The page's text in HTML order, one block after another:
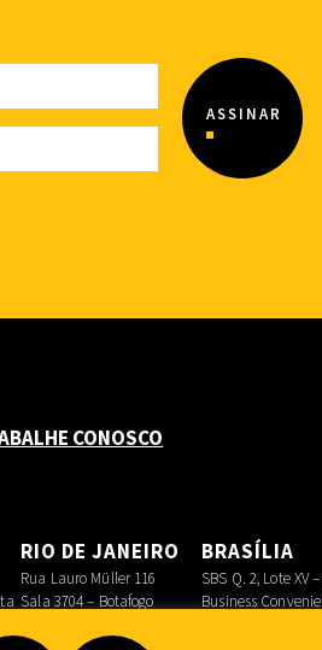
CONOSCO
RIO DE JANEIRO
Rua Lauro Müller 116
Sala 3704 – Botafogo
BRASÍLIA
SBS Q. 2, Lote XV
Business